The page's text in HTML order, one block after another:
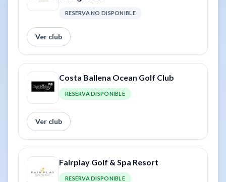
RESERVA NO DISPONIBLE
Ver club
Costa Ballena Ocean Golf Club
RESERVA DISPONIBLE
Ver club
Fairplay Golf & Spa Resort
RESERVA DISPONIBLE